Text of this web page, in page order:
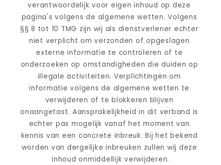
verantwoordelijk voor eigen inhoud op deze
pagina's volgens de algemene wetten. Volgens
§§ 8 tot 10 TMG zijn wij als dienstverlener echter
niet verplicht om verzonden of opgeslagen
externe informatie te controleren of te
onderzoeken op omstandigheden die duiden op
illegale activiteiten. Verplichtingen om
informatie volgens de algemene wetten te
verwijderen of te blokkeren blijven
onaangetast. Aansprakelijkheid in dit verband is
echter pas mogelijk vanaf het moment van
kennis van een concrete inbreuk. Bij het bekend
worden van dergelijke inbreuken zullen wij deze
inhoud onmiddellijk verwijderen.